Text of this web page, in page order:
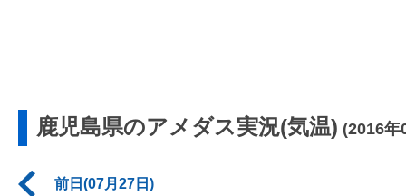
鹿児島県のアメダス実況(気温) (2016年
前日(07月27日)